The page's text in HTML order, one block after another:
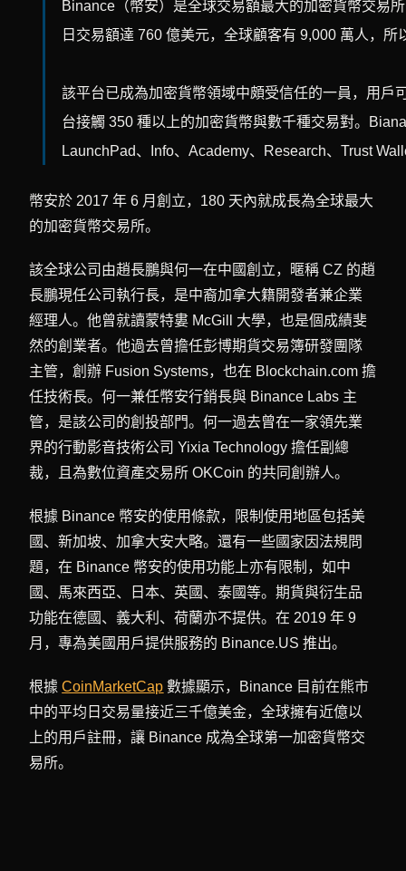
Binance（幣安）是全球交易額最大的加密貨幣交易
日交易額達 760 億美元，全球顧客有 9,000 萬人，所
該平台已成為加密貨幣領域中頗受信任的一員，用
台接觸 350 種以上的加密貨幣與數千種交易對。
LaunchPad、Info、Academy、Research、Trust
幣安於 2017 年 6 月創立，180 天內就成長為全球最大
的加密貨幣交易所。
該全球公司由趙長鵬與何一在中國創立，暱稱 CZ 的趙
長鵬現任公司執行長，是中裔加拿大籍開發者兼企業
經理人。他曾就讀蒙特婁 McGill 大學，也是個成績斐
然的創業者。他過去曾擔任彭博期貨交易簿研發團隊
主管，創辦 Fusion Systems，也在 Blockchain.com 擔
任技術長。何一兼任幣安行銷長與 Binance Labs 主
管，是該公司的創投部門。何一過去曾在一家領先業
界的行動影音技術公司 Yixia Technology 擔任副總
裁，且為數位資產交易所 OKCoin 的共同創辦人。
根據 Binance 幣安的使用條款，限制使用地區包括美
國、新加坡、加拿大安大略。還有一些國家因法規問
題，在 Binance 幣安的使用功能上亦有限制，如中
國、馬來西亞、日本、英國、泰國等。期貨與衍生品
功能在德國、義大利、荷蘭亦不提供。在 2019 年 9
月，專為美國用戶提供服務的 Binance.US 推出。
根據CoinMarketCap 數據顯示，Binance 目前在熊市
中的平均日交易量接近三千億美金，全球擁有近億以
上的用戶註冊，讓 Binance 成為全球第一加密貨幣交
易所。